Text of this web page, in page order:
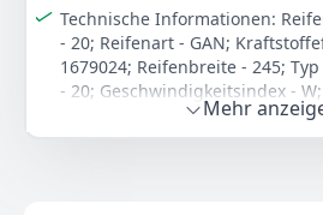
Schwarz IMPERIAL
6551 €
Anzeigen
Technische Informationen:
- 20; Reifenart - GAN;
1679024; Reifenbreite - 245;
- 20; Geschwindigkeitsindex - W;
Geschwindigkeitsindex - w;
Externs Rollgeräusch /
Mehr